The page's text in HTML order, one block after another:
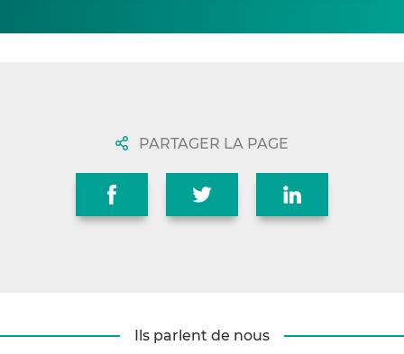
PARTAGER LA PAGE
Ils parlent de nous